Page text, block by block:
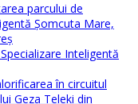
parcului de
Șomcuta Mare,
Inteligentă
în circuitul
Geza Teleki din